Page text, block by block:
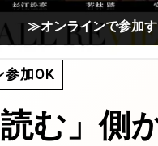
≫オンラインで参加
参加OK
読む」側